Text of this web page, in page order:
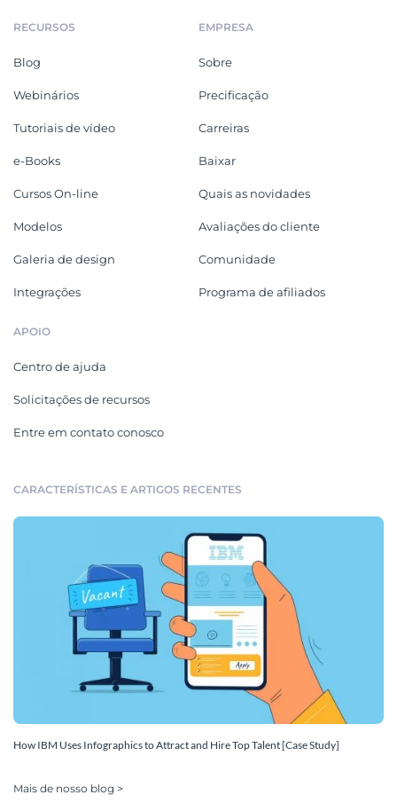
RECURSOS
Blog
Webinários
Tutoriais de vídeo
e-Books
Cursos On-line
Modelos
Galeria de design
Integrações
EMPRESA
Sobre
Precificação
Carreiras
Baixar
Quais as novidades
Avaliações do cliente
Comunidade
Programa de afiliados
APOIO
Centro de ajuda
Solicitações de recursos
Entre em contato conosco
CARACTERÍSTICAS E ARTIGOS RECENTES
How IBM Uses Infographics to Attract and Hire Top Talent [Case Study]
Mais de nosso blog >